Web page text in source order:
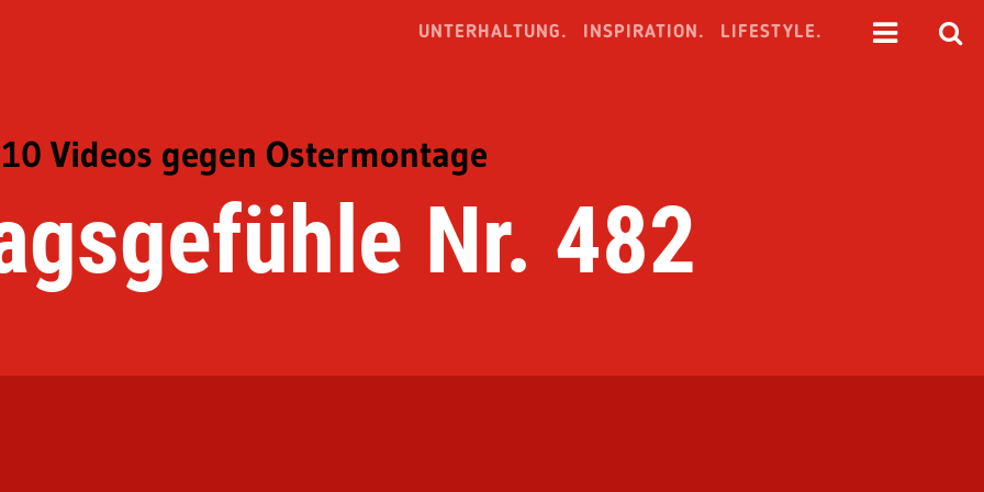
UNTERHALTUNG. INSPIRATION. LIFESTYLE.
10 Videos gegen Ostermontage
Nr. 482